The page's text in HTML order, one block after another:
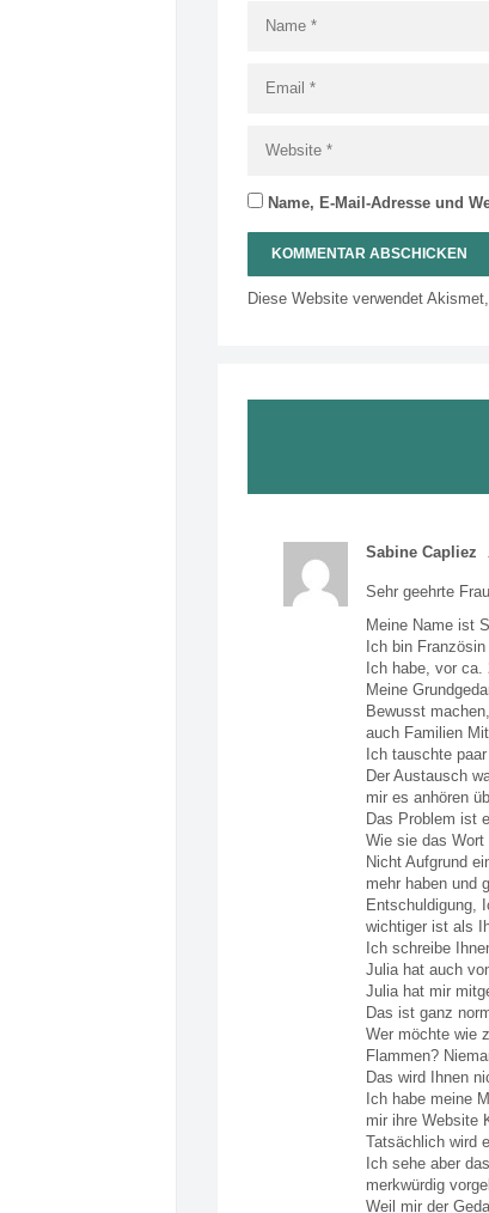
Name, E-Mail-Adresse und
Diese Website verwendet
Sabine Capliez
Sehr geehrte
Meine Name ist
Ich bin
Ich habe, vor ca.
Meine
Bewusst
auch Familien
Ich tauschte
Der Austausch
mir es anhören
Das Problem ist
Wie sie das Wort
Nicht Aufgrund
mehr haben und
Entschuldigung,
wichtiger ist als
Ich schreibe
Julia hat auch
Julia hat mir
Das ist ganz
Wer möchte wie
Flammen?
Das wird Ihnen
Ich habe meine
mir ihre Website
Tatsächlich wird
Ich sehe aber
merkwürdig
Weil mir der